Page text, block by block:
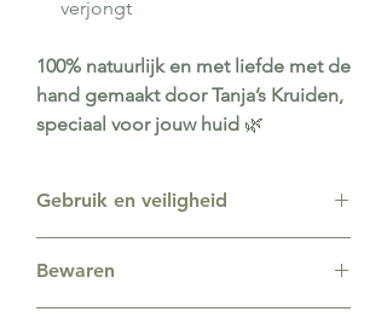
verjongt
100% natuurlijk en met liefde met de
hand gemaakt door Tanja’s Kruiden,
speciaal voor jouw huid 🌿
Gebruik en veiligheid
onbeperkt gebruiken.
Bewaren